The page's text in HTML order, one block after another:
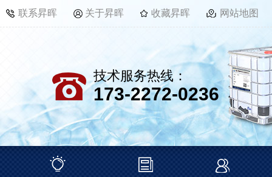
联系昇晖 关于昇晖 收藏昇晖 网站地图
技术服务热线：
173-2272-0236